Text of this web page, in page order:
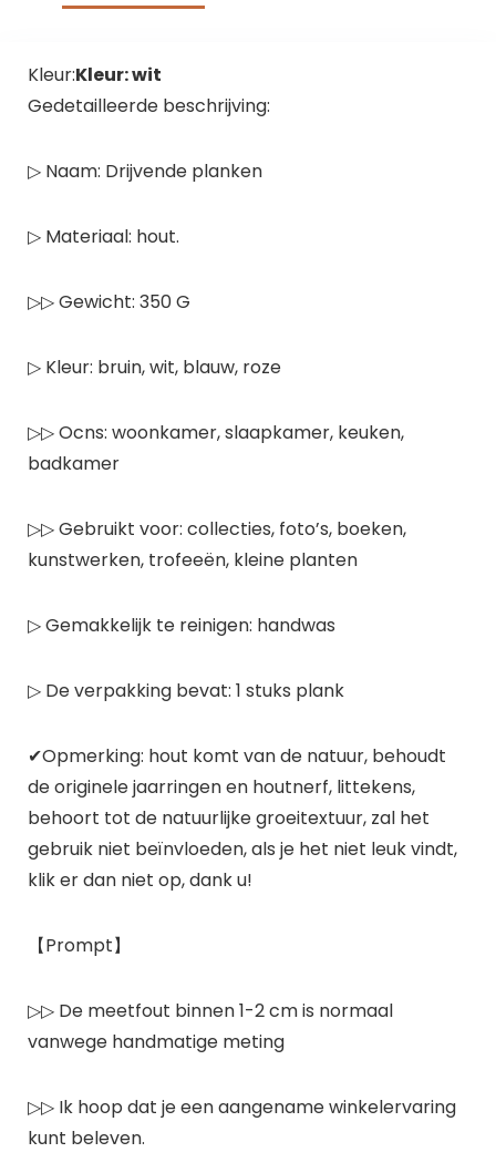
Kleur:Kleur: wit
Gedetailleerde beschrijving:
▷ Naam: Drijvende planken
▷ Materiaal: hout.
▷▷ Gewicht: 350 G
▷ Kleur: bruin, wit, blauw, roze
▷▷ Ocns: woonkamer, slaapkamer, keuken,
badkamer
▷▷ Gebruikt voor: collecties, foto’s, boeken,
kunstwerken, trofeeën, kleine planten
▷ Gemakkelijk te reinigen: handwas
▷ De verpakking bevat: 1 stuks plank
✔Opmerking: hout komt van de natuur, behoudt
de originele jaarringen en houtnerf, littekens,
behoort tot de natuurlijke groeitextuur, zal het
gebruik niet beïnvloeden, als je het niet leuk vindt,
klik er dan niet op, dank u!
【Prompt】
▷▷ De meetfout binnen 1-2 cm is normaal
vanwege handmatige meting
▷▷ Ik hoop dat je een aangename winkelervaring
kunt beleven.